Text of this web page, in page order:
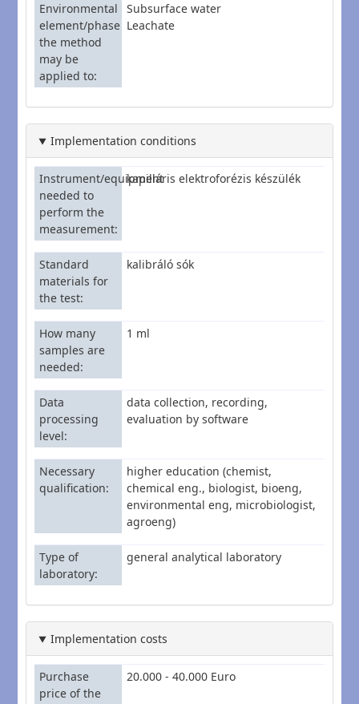
Environmental
element/phase
the method
may be
applied to
Subsurface water
Leachate
Implementation conditions
Instrument/equipment
needed to
perform the
measurement
kapilláris elektroforézis készülék
Standard
materials for
the test
kalibráló sók
How many
samples are
needed
1 ml
Data
processing
level
data collection, recording,
evaluation by software
Necessary
qualification
higher education (chemist,
chemical eng., biologist, bioeng,
environmental eng, microbiologist,
agroeng)
Type of
laboratory
general analytical laboratory
Implementation costs
Purchase
price of the
20.000 - 40.000 Euro